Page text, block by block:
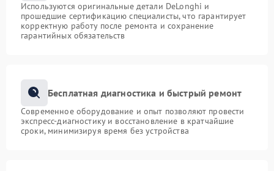
Используются оригинальные детали DeLonghi и
прошедшие сертификацию специалисты, что гарантирует
корректную работу после ремонта и сохранение
гарантийных обязательств
Бесплатная диагностика и быстрый ремонт
Современное оборудование и опыт позволяют провести
экспресс-диагностику и восстановление в кратчайшие
сроки, минимизируя время без устройства